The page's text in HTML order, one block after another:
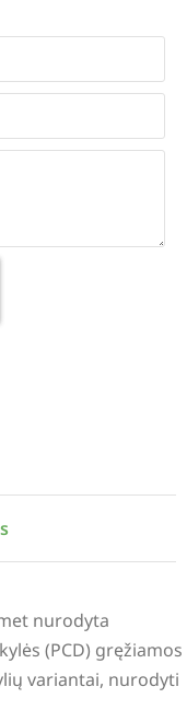
nurodyta
(PCD) gręžiamos
variantai, nurodyti